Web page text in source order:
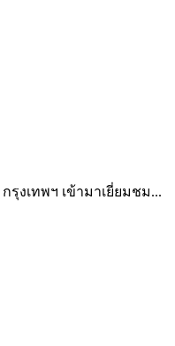
งเทพฯ เข้ามาเยี่ยมชม...